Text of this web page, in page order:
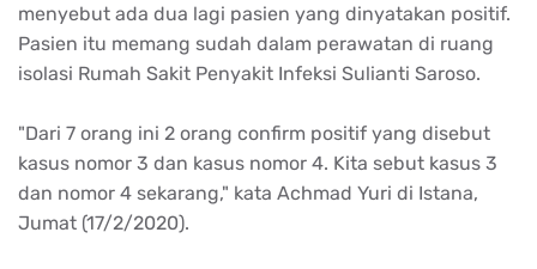
menyebut ada dua lagi pasien yang dinyatakan positif.
Pasien itu memang sudah dalam perawatan di ruang
isolasi Rumah Sakit Penyakit Infeksi Sulianti Saroso.
"Dari 7 orang ini 2 orang confirm positif yang disebut
kasus nomor 3 dan kasus nomor 4. Kita sebut kasus 3
dan nomor 4 sekarang," kata Achmad Yuri di Istana,
Jumat (17/2/2020).